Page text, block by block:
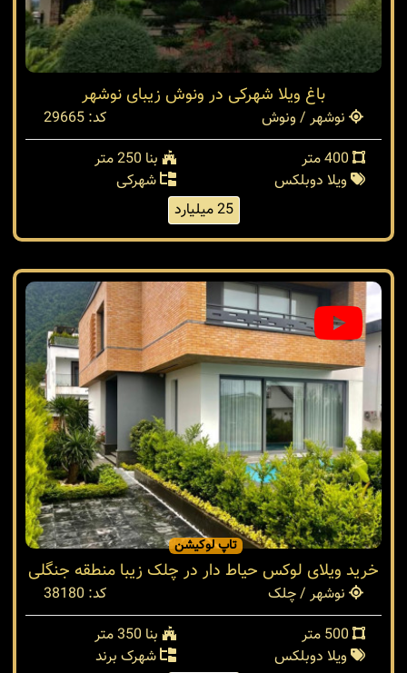
باغ ویلا شهرکی در ونوش زیبای نوشهر
نوشهر / ونوش
کد: 29665
بنا 250 متر
ویلا دوبلکس
شهرکی
25 میلیارد
تاپ لوکیشن
خرید ویلای لوکس حیاط دار در چلک زیبا منطقه جنگلی
نوشهر / چلک
کد: 38180
بنا 350 متر
ویلا دوبلکس
شهرک برند